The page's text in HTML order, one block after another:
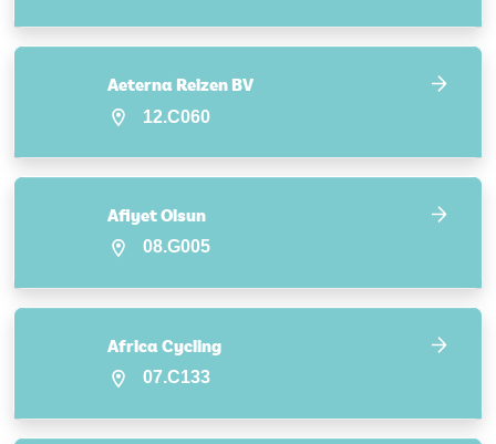
Aeterna Reizen BV
12.C060
Afiyet Olsun
08.G005
Africa Cycling
07.C133